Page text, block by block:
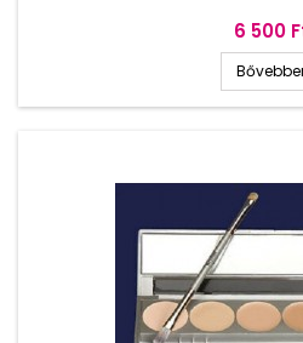
Ár
6 500